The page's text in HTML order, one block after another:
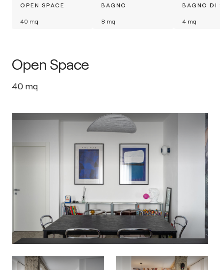
OPEN SPACE
40 mq
BAGNO
8 mq
BAGNO DI
4 mq
Open Space
40 mq